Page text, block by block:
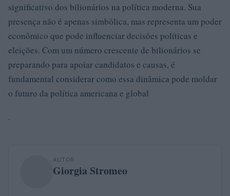
significativo dos bilionários na política moderna. Sua
presença não é apenas simbólica, mas representa um poder
econômico que pode influenciar decisões políticas e
eleições. Com um número crescente de bilionários se
preparando para apoiar candidatos e causas, é
fundamental considerar como essa dinâmica pode moldar
o futuro da política americana e global
.
AUTOR
Giorgia Stromeo